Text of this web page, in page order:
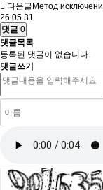
다음글 Метод
26.05.31
댓글 0
댓글목록
등록된 댓글이 없습니다.
댓글쓰기